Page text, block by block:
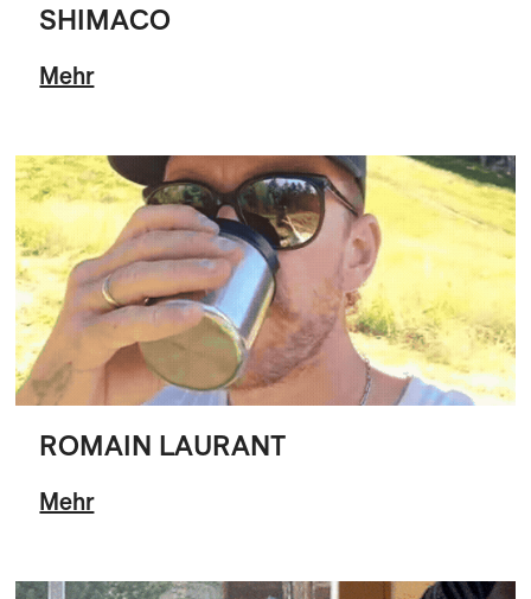
SHIMACO
Mehr
ROMAIN LAURANT
Mehr